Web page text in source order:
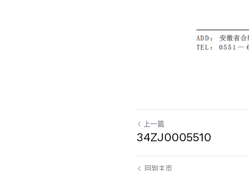
上一篇
34ZJ0005510
回到主页